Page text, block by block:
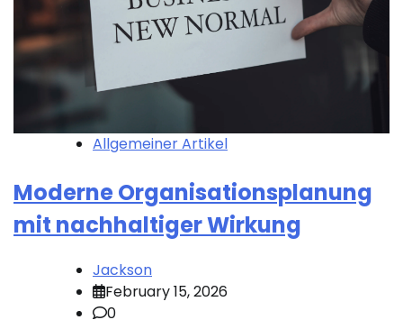
Allgemeiner Artikel
Moderne Organisationsplanung
mit nachhaltiger Wirkung
Jackson
February 15, 2026
0